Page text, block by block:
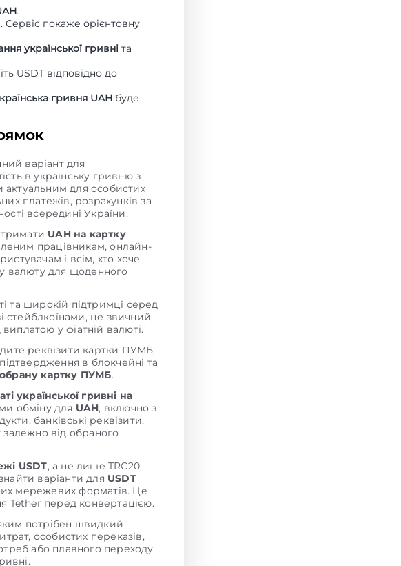
.
Сервіс покаже орієнтовну
української гривні та
USDT відповідно до
гривня UAH буде
варіант для
в українську гривню з
для особистих
платежів, розрахунків за
всередині України.
UAH на картку
працівникам, онлайн-
і всім, хто хоче
валюту для щоденного
та широкій підтримці серед
стейблкоїнами, це звичний,
у фіатній валюті.
реквізити картки ПУМБ,
в блокчейні та
картку ПУМБ.
української гривні на
обміну для UAH, включно з
банківські реквізити,
залежно від обраного
USDT, а не лише TRC20.
варіанти для USDT
мережевих форматів. Це
Tether перед конвертацією.
потрібен швидкий
особистих переказів,
або плавного переходу